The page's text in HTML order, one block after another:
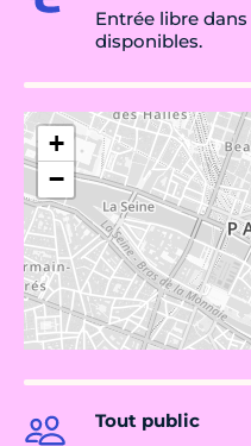
Entrée libre
disponibles.
+
−
Tout public